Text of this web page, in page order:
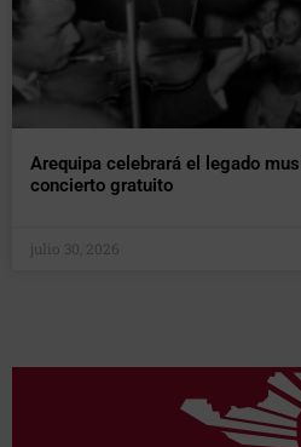
Arequipa celebrará el legado
concierto gratuito
julio 30, 2026